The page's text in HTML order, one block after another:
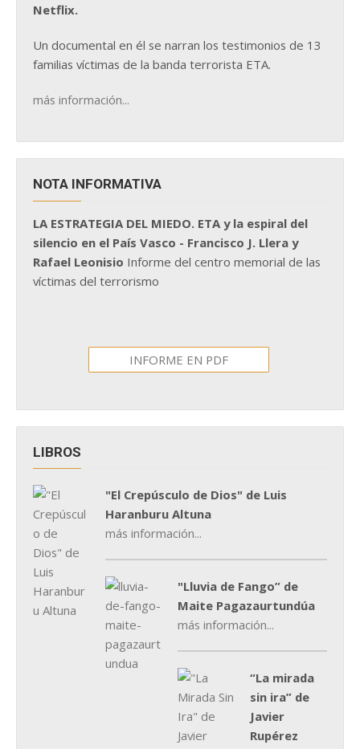
Netflix.
Un documental en él se narran los testimonios de 13
familias víctimas de la banda terrorista ETA.
más información...
NOTA INFORMATIVA
LA ESTRATEGIA DEL MIEDO. ETA y la espiral del
silencio en el País Vasco - Francisco J. Llera y
Rafael Leonisio Informe del centro memorial de las
víctimas del terrorismo
INFORME EN PDF
LIBROS
"El Crepúsculo de Dios" de Luis
Haranburu Altuna
más información...
"Lluvia de Fango” de
Maite Pagazaurtundúa
más información...
“La mirada
sin ira” de
Javier
Rupérez